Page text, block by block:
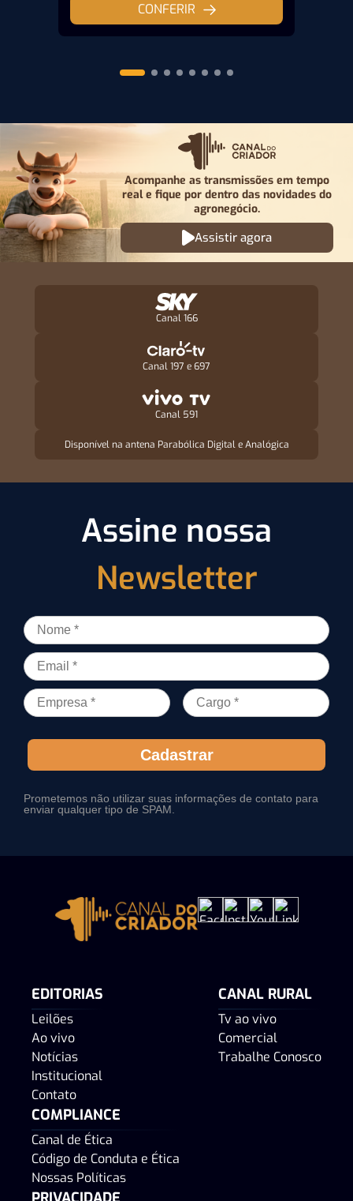
CONFERIR
Acompanhe as transmissões em tempo
real e fique pordentro das novidades do
agronegócio.
Assistir agora
Canal 166
Canal 197 e 697
Canal 591
Disponível na antena Parabólica Digital e Analógica
Assine nossa
Newsletter
Cadastrar
Prometemos não utilizar suas informações de contato para
enviar qualquer tipo de SPAM.
EDITORIAS
Leilões
Ao vivo
Notícias
Institucional
Contato
CANAL RURAL
Tv ao vivo
Comercial
Trabalhe Conosco
COMPLIANCE
Canal de Ética
Código de Conduta e Ética
Nossas Políticas